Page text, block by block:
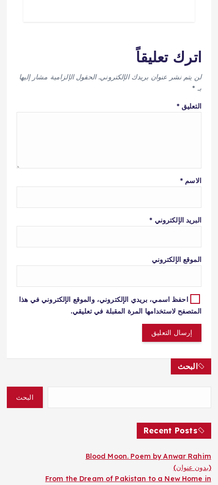
اترك تعليقاً
لن يتم نشر عنوان بريدك الإلكتروني. الحقول الإلزامية مشار إليها
بـ *
التعليق*
الاسم *
البريد الإلكتروني *
الموقع الإلكتروني
احفظ اسمي، بريدي الإلكتروني، والموقع الإلكتروني في هذا
المتصفح لاستخدامها المرة المقبلة في تعليقي.
البحث
البحث
Recent Posts
Blood Moon. Poem by Anwar Rahim
(بدون عنوان)
From the Dream of Pakistan to a New Home in